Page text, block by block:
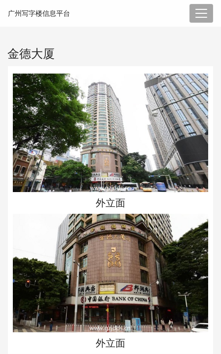
广州写字楼信息平台
金德大厦
外立面
外立面